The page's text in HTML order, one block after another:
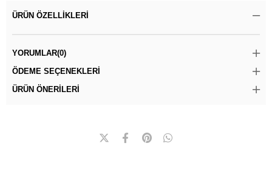
ÜRÜN ÖZELLIKLERI
YORUMLAR(0)
ÖDEME SEÇENEKLERI
ÜRÜN ÖNERILERI